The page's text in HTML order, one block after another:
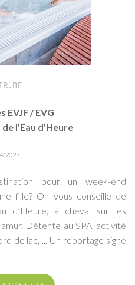
EVJF / EVG
l'Eau d'Heure
2023
pour un week-end
fille? On vous conseille de
d’Heure, à cheval sur les
Détente au SPA, activité
de lac, ... Un reportage signé